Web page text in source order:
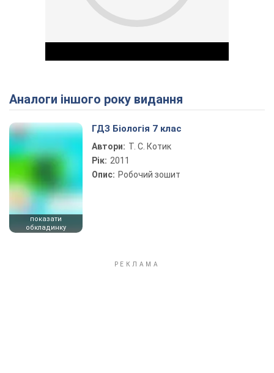
Play Video
Аналоги іншого року видання
показати
обкладинку
ГДЗ Біологія 7 клас
Автори: Т. С. Котик
Рік: 2011
Опис: Робочий зошит